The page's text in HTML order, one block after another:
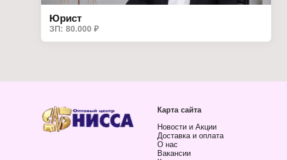
Юрист
ЗП: 80.000 ₽
Карта сайта
Новости и Акции
Доставка и оплата
О нас
Вакансии